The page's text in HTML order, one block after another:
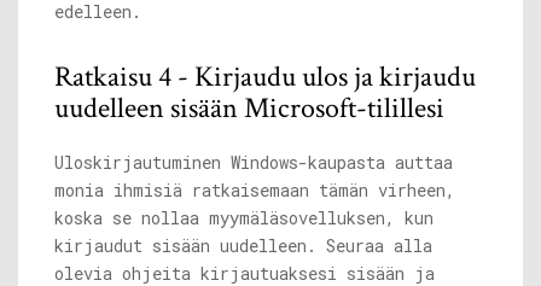
edelleen.
Ratkaisu 4 - Kirjaudu ulos ja kirjaudu
uudelleen sisään Microsoft-tilillesi
Uloskirjautuminen Windows-kaupasta auttaa
monia ihmisiä ratkaisemaan tämän virheen,
koska se nollaa myymäläsovelluksen, kun
kirjaudut sisään uudelleen. Seuraa alla
olevia ohjeita kirjautuaksesi sisään ja